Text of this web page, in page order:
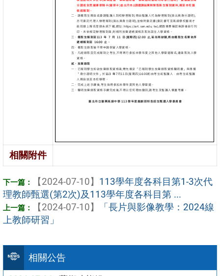
相關公告
相關附件
【2024-07-10】 113學年度各科目第1-3次代
理教師甄選(第2次)及113學年度各科目第 ...
【2024-07-10】
「長片與影像教學：2024線
上教師研習」